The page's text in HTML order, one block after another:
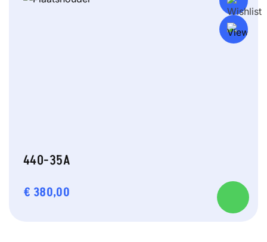
440-35A
€ 380,00